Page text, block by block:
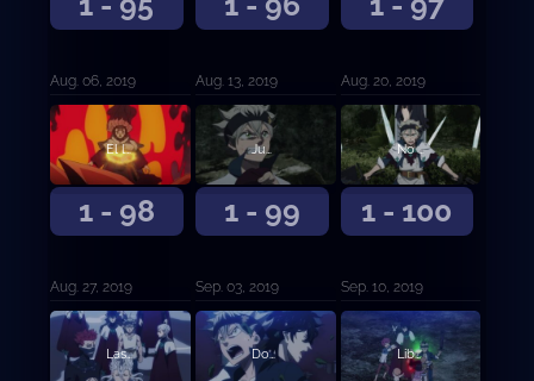
Aug. 06, 2019 Aug. 13, 2019 Aug. 20, 2019
1 - 98
El león durmiente
Aug. 27, 2019
1 - 99
Jugarse la vida para vivir
Sep. 03, 2019
1 - 100
No perderé contra ti
Sep. 10, 2019
Las vidas de la aldea remota Dos milagros Libre del destino